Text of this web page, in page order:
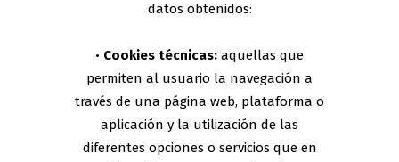
datos obtenidos:
• Cookies técnicas: aquellas que
permiten al usuario la navegación a
través de una página web, plataforma o
aplicación y la utilización de las
diferentes opciones o servicios que en